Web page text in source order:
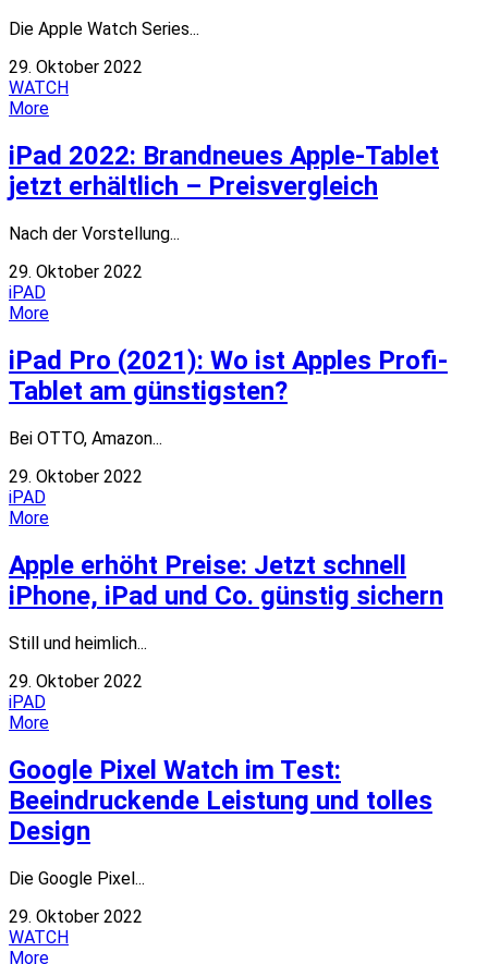
Die Apple Watch Series...
29. Oktober 2022
WATCH
More
iPad 2022: Brandneues Apple-Tablet
jetzt erhältlich – Preisvergleich
Nach der Vorstellung...
29. Oktober 2022
iPAD
More
iPad Pro (2021): Wo ist Apples Profi-
Tablet am günstigsten?
Bei OTTO, Amazon...
29. Oktober 2022
iPAD
More
Apple erhöht Preise: Jetzt schnell
iPhone, iPad und Co. günstig sichern
Still und heimlich...
29. Oktober 2022
iPAD
More
Google Pixel Watch im Test:
Beeindruckende Leistung und tolles
Design
Die Google Pixel...
29. Oktober 2022
WATCH
More